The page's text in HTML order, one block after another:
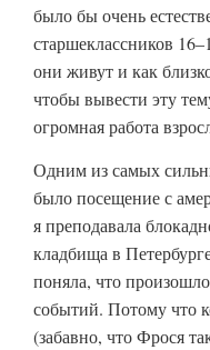
было бы очень
старшеклассников
они живут и как
чтобы вывести эту
огромная работа
Одним из самых
было посещение с
я преподавала
кладбища в
поняла, что
событий. Потому что
(забавно, что Фрося